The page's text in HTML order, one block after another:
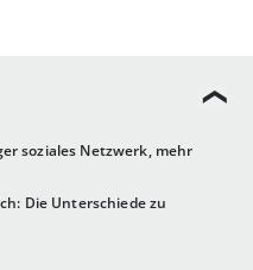
soziales Netzwerk, mehr
Die Unterschiede zu